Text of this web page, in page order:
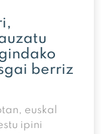
berriz
euskal
ipini